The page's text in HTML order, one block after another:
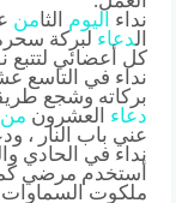
نداء
اليوم الثا من
دعاء لبركة سحره
كل أعضائي لتتبع
نداء في التاسع
بركاته وشجع
دعاء العشرون من
عني باب النار ،
نداء في الحادي
أستخدم مرضي
ملكوت السماوات